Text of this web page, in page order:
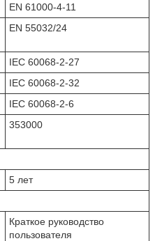
EN 61000-4-11
EN 55032/24
IEC 60068-2-27
IEC 60068-2-32
IEC 60068-2-6
353000
5 лет
Краткое руководство
пользователя